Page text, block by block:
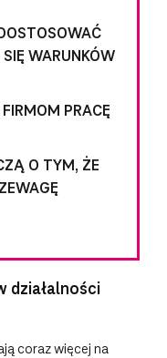
WARUNKÓW
PRACĘ
O TYM, ŻE
działalności
coraz więcej na